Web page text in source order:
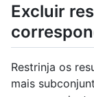
Excluir
Restrinja os
mais